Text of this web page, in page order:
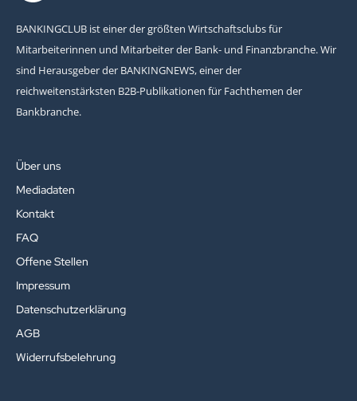
BANKINGCLUB ist einer der größten Wirtschaftsclubs für
Mitarbeiterinnen und Mitarbeiter der Bank- und Finanzbranche. Wir
sind Herausgeber der BANKINGNEWS, einer der
reichweitenstärksten B2B-Publikationen für Fachthemen der
Bankbranche.
Über uns
Mediadaten
Kontakt
FAQ
Offene Stellen
Impressum
Datenschutzerklärung
AGB
Widerrufsbelehrung